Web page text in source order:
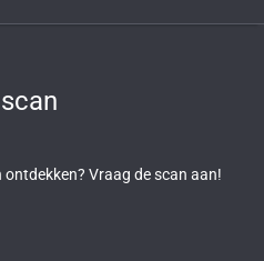
Vraag de scan aan!